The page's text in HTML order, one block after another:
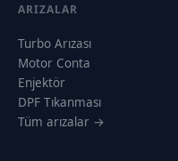
ARIZALAR
Turbo Arızası
Motor Conta
Enjektör
DPF Tıkanması
Tüm arızalar →